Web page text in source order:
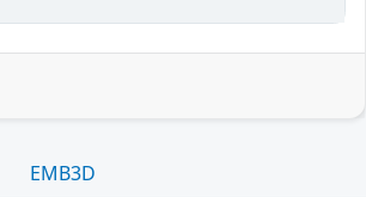
EMB3D